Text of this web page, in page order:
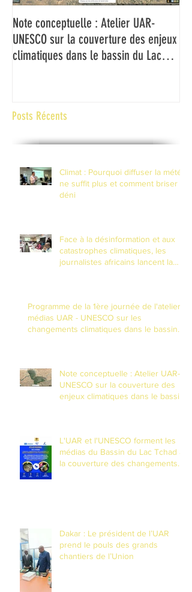
Note conceptuelle : Atelier UAR-
UNESCO sur la couverture des enjeux
climatiques dans le bassin du Lac
Posts Récents
Climat : Pourquoi diffuser la météo
ne suffit plus et comment briser le
déni
Face à la désinformation et aux
catastrophes climatiques, les
journalistes africains lancent la
Programme de la 1ère journée de l'atelier
médias UAR - UNESCO sur les
changements climatiques dans le bassin
Note conceptuelle : Atelier UAR-
UNESCO sur la couverture des
enjeux climatiques dans le bassin
L'UAR et l'UNESCO forment les
médias du Bassin du Lac Tchad à
la couverture des changements
Dakar : Le président de l’UAR
prend le pouls des grands
chantiers de l’Union